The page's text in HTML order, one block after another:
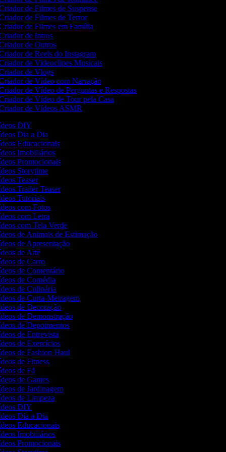
de Filmes de Suspense
de Filmes de Terror
de Filmes em Família
de Intros
de Outros
de Reels do Instagram
de Videoclipes Musicais
de Vlogs
de Vídeo com Narração
de Vídeo de Perguntas e Respostas
de Vídeo de Tour pela Casa
de Vídeos ASMR
DIY
Dia a Dia
Educacionais
Imobiliários
Promocionais
Storytime
Teaser
Trailer Teaser
Tutoriais
com Fotos
com Letra
com Tela Verde
de Animais de Estimação
de Apresentação
de Arte
de Carro
de Comentário
de Comédia
de Culinária
de Curta-Metragem
de Decoração
de Demonstração
de Depoimentos
de Entrevista
de Exercícios
de Fashion Haul
de Fitness
de Fã
de Games
de Jardinagem
de Limpeza
DIY
Dia a Dia
Educacionais
Imobiliários
Promocionais